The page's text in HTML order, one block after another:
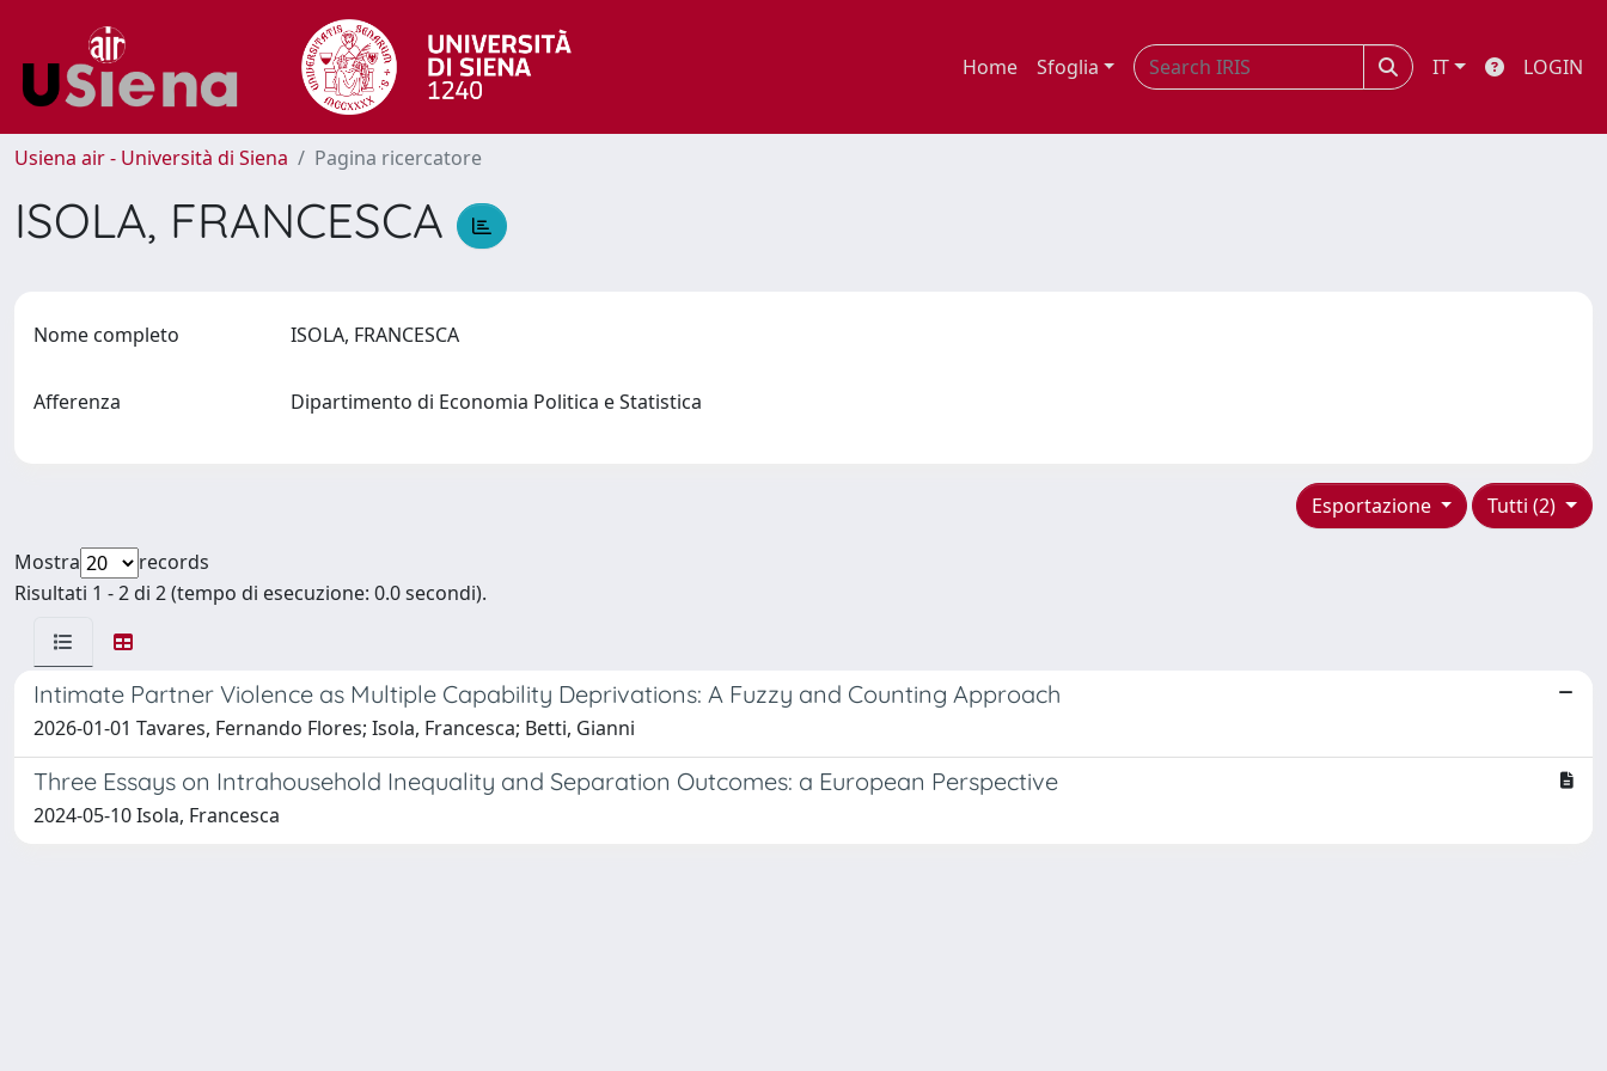
Home Sfoglia IT LOGIN
Usiena air - Università di Siena Pagina ricercatore
ISOLA, FRANCESCA
Nome completo ISOLA, FRANCESCA
Afferenza Dipartimento di Economia Politica e Statistica
Tutti (2)
Esportazione
Mostra
records
Risultati 1 - 2 di 2 (tempo di esecuzione: 0.0 secondi).
Intimate Partner Violence as Multiple Capability Deprivations: A Fuzzy and Counting Approach
2026-01-01 Tavares, Fernando Flores; Isola, Francesca; Betti, Gianni
Three Essays on Intrahousehold Inequality and Separation Outcomes: a European Perspective
2024-05-10 Isola, Francesca